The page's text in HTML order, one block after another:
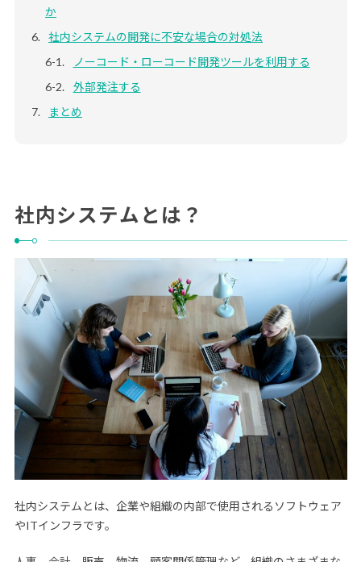
か
社内システムの開発に不安な場合の対処法
ノーコード・ローコード開発ツールを利用する
外部発注する
まとめ
社内システムとは？
社内システムとは、企業や組織の内部で使用されるソフトウェア
やITインフラです。